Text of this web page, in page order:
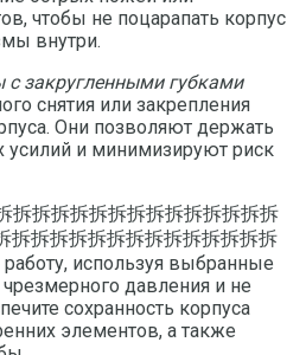
чтобы не поцарапать корпус
внутри.
закругленными губками
снятия или закрепления
Они позволяют держать
и минимизируют риск
拆拆拆拆拆拆拆拆拆拆拆拆拆
拆拆拆拆拆拆拆拆拆拆拆拆拆拆
используя выбранные
давления и не
сохранность корпуса
элементов, а также